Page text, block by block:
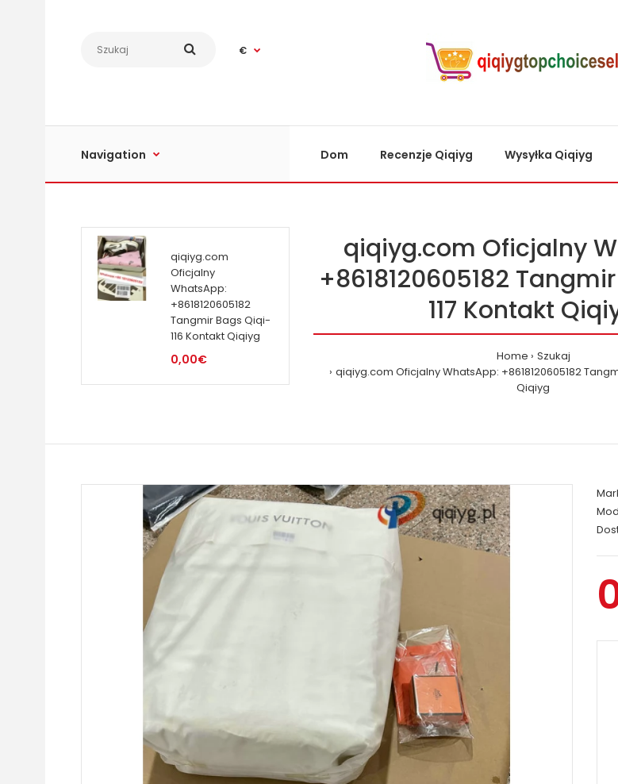
€
Navigation Dom Recenzje Qiqiyg Wysyłka Qiqiyg
qiqiyg.com
Oficjalny
WhatsApp:
+8618120605182
Tangmir Bags Qiqi-
116 Kontakt Qiqiyg
0,00€
qiqiyg.com Oficjalny
+8618120605182
117 Kontakt
Home
Szukaj
qiqiyg.com Oficjalny WhatsApp: +8618120605182
Qiqiyg